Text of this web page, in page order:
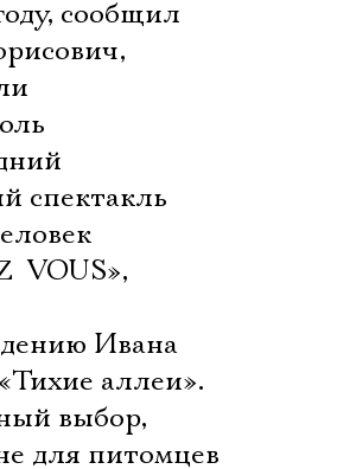
сообщил
спектакль
VOUS»,
Ивана
аллеи».
выбор,
для питомцев